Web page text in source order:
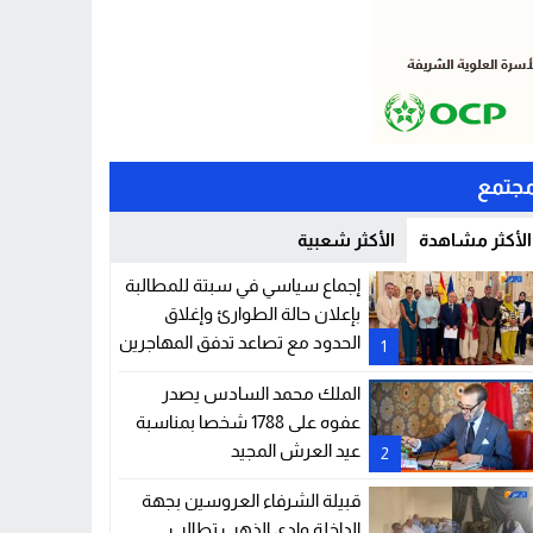
الأكثر مشاهدة الأكثر شعبية
1
إجماع سياسي في سبتة للمطالبة
بإعلان حالة الطوارئ وإغلاق
الحدود مع تصاعد تدفق المهاجرين
2
الملك محمد السادس يصدر
عفوه على 1788 شخصا بمناسبة
عيد العرش المجيد
قبيلة الشرفاء العروسين بجهة
الداخلة وادي الذهب تطالب